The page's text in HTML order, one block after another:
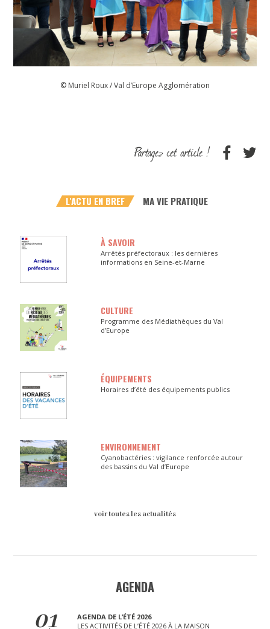
© Muriel Roux / Val d’Europe Agglomération
L'ACTU EN BREF MA VIE PRATIQUE
À SAVOIR
Arrêtés préfectoraux : les dernières
informations en Seine-et-Marne
CULTURE
Programme des Médiathèques du Val
d’Europe
ÉQUIPEMENTS
Horaires d’été des équipements publics
ENVIRONNEMENT
Cyanobactéries : vigilance renforcée autour
des bassins du Val d’Europe
voir toutes les actualités
AGENDA
01
AGENDA DE L’ÉTÉ 2026
LES ACTIVITÉS DE L’ÉTÉ 2026 À LA MAISON